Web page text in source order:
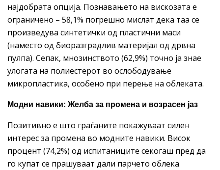
најдобрата опција. Познавањето на вискозата е
ограничено – 58,1% погрешно мислат дека таа се
произведува синтетички од пластични маси
(наместо од биоразградлив материјал од дрвна
пулпа). Сепак, мнозинството (62,9%) точно ја знае
улогата на полиестерот во ослободување
микропластика, особено при перење на облеката.
Модни навики: Желба за промена и возрасен јаз
Позитивно е што граѓаните покажуваат силен
интерес за промена во модните навики. Висок
процент (74,2%) од испитаниците секогаш пред да
го купат се прашуваат дали парчето облека